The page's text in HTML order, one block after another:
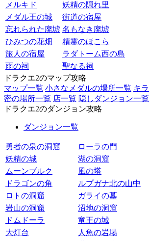
メルキド
妖精の隠れ里
メダル王の城
街道の宿屋
忘れられた廃墟 名もなき廃墟
ひみつの花畑
精霊のほこら
旅人の宿屋
ラダトーム西の島
雨の祠
聖なる祠
ドラクエ2のマップ攻略
マップ一覧 小さなメダルの場所一覧 キ
密の場所一覧 店一覧 隠しダンジョン一覧
ドラクエ2のダンジョン攻略
ダンジョン一覧
勇者の泉の洞窟
ローラの門
妖精の城
湖の洞窟
ムーンブルク
風の塔
ドラゴンの角
ルプガナ北の山中
ロトの洞窟
ガライの墓
岩山の洞窟
沼地の洞窟
ドムドーラ
竜王の城
大灯台
人魚の岩場